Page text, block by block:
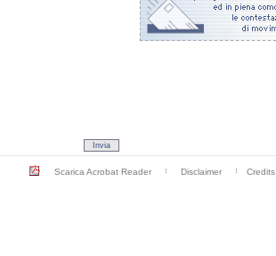
Scarica Acrobat Reader Disclaimer Credits